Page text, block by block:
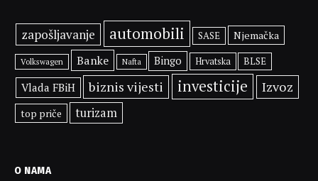
zapošljavanje automobili SASE Njemačka
Volkswagen Banke Nafta Bingo Hrvatska BLSE
Vlada FBiH biznis vijesti investicije Izvoz
top priče turizam
O NAMA